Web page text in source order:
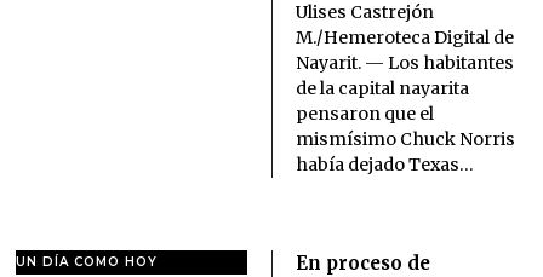
0
,
2
0
6
Ulises Castrejón
M./Hemeroteca Digital de
Nayarit. — Los habitantes
de la capital nayarita
pensaron que el
mismísimo Chuck Norris
había dejado Texas…
UN DÍA COMO HOY
En proceso de